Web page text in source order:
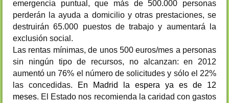
emergencia puntual, que más de 500.000 personas
perderán la ayuda a domicilio y otras prestaciones, se
destruirán 65.000 puestos de trabajo y aumentará la
exclusión social.
Las rentas mínimas, de unos 500 euros/mes a personas
sin ningún tipo de recursos, no alcanzan: en 2012
aumentó un 76% el número de solicitudes y sólo el 22%
las concedidas.
En Madrid la espera ya es de 12
meses. El Estado nos recomienda la caridad con gastos